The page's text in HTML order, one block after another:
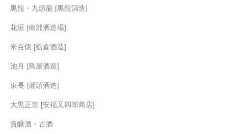
黒龍・九頭龍 [黒龍酒造]
花垣 [南部酒造場]
米百俵 [栃倉酒造]
池月 [鳥屋酒造]
東長 [瀬頭酒造]
大黒正宗 [安福又四郎商店]
貴醸酒・古酒